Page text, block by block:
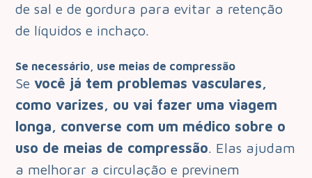
de sal e de gordura para evitar a retenção
de líquidos e inchaço.
Se necessário, use meias de compressão
Sevocê já tem problemas vasculares,
como varizes, ou vai fazer uma viagem
longa, converse com um médico sobre o
uso de meias de compressão. Elas ajudam
a melhorar a circulação e previnem